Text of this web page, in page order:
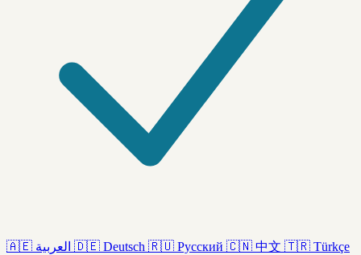
🇦🇪 العربية 🇩🇪 Deutsch 🇷🇺 Русский 🇨🇳 中文 🇹🇷 Türkçe